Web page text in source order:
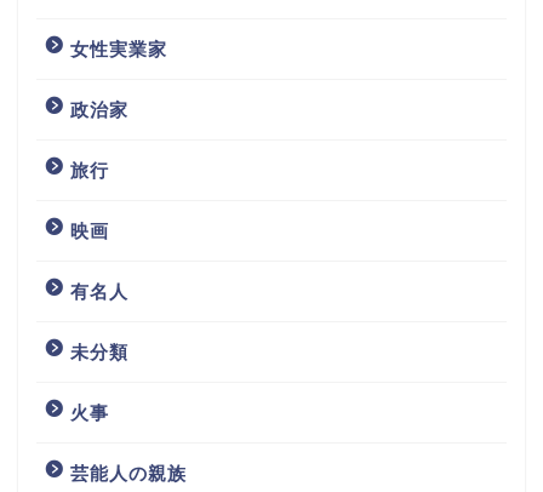
女性実業家
政治家
旅行
映画
有名人
未分類
火事
芸能人の親族